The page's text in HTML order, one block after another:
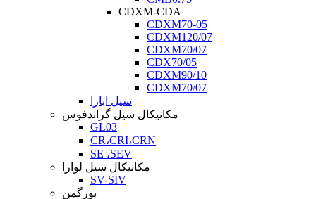
CDXM-CDA
CDXM70-05
CDXM120/07
CDXM70/07
CDX70/05
CDXM90/10
CDXM70/07
سیل ابارا
مکانیکال سیل گراندفوس
GL03
CR،CRI،CRN
SE ،SEV
مکانیکال سیل لوارا
SV-SIV
بورگمن